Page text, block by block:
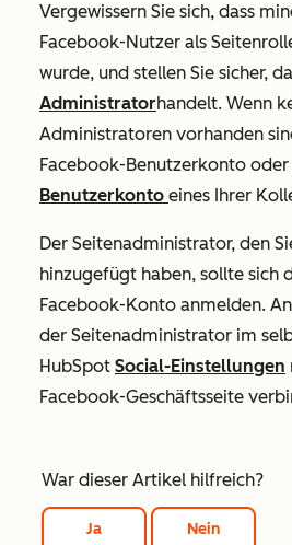
Vergewissern Sie sich, dass
Facebook-Nutzer als
wurde, und stellen Sie sicher,
Administratorhandelt. Wenn
Administratoren vorhanden
Facebook-Benutzerkonto oder
Benutzerkonto eines Ihrer
Der Seitenadministrator, den
hinzugefügt haben, sollte sich
Facebook-Konto anmelden.
der Seitenadministrator im
HubSpot Social-Einstellungen
Facebook-Geschäftsseite
War dieser Artikel hilfreich?
Ja Nein